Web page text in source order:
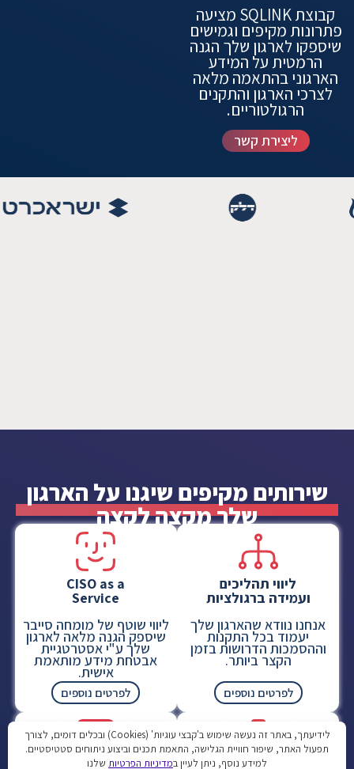
קבוצת SQLINK מציעה
פתרונות מקיפים וגמישים
שיספקו לארגון שלך הגנה
הרמטית על המידע
הארגוני בהתאמה מלאה
לצרכי הארגון והתקנים
הרגולטוריים.
ליצירת קשר
שירותים מקיפים שיגנו על הארגון
שלך מקצה לקצה
ליווי תהליכים
ועמידה ברגולציות
אנחנו נוודא שהארגון שלך
יעמוד בכל התקנות
וההסמכות הדרושות בזמן
הקצר ביותר.
לפרטים נוספים
CISO as a
Service
ליווי שוטף של מומחה סייבר
שיספק הגנה מלאה לארגון
שלך ע"י אסטרטגיית
אבטחת מידע מותאמת
אישית.
לפרטים נוספים
לידיעתך, באתר זה נעשה שימוש ב'קבצי עוגיות' (Cookies) ובכלים דומים, לצורך
תפעול האתר, שיפור חוויית הגלישה, התאמת תכנים וביצוע ניתוחים סטטיסטיים.
למידע נוסף, ניתן לעיין במדיניות הפרטיות שלנו